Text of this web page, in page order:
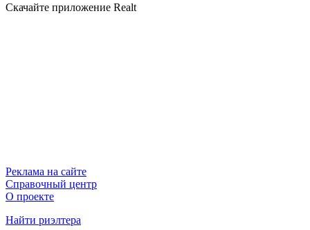
Скачайте приложение Realt
Реклама на сайте
Справочный центр
О проекте
Найти риэлтера